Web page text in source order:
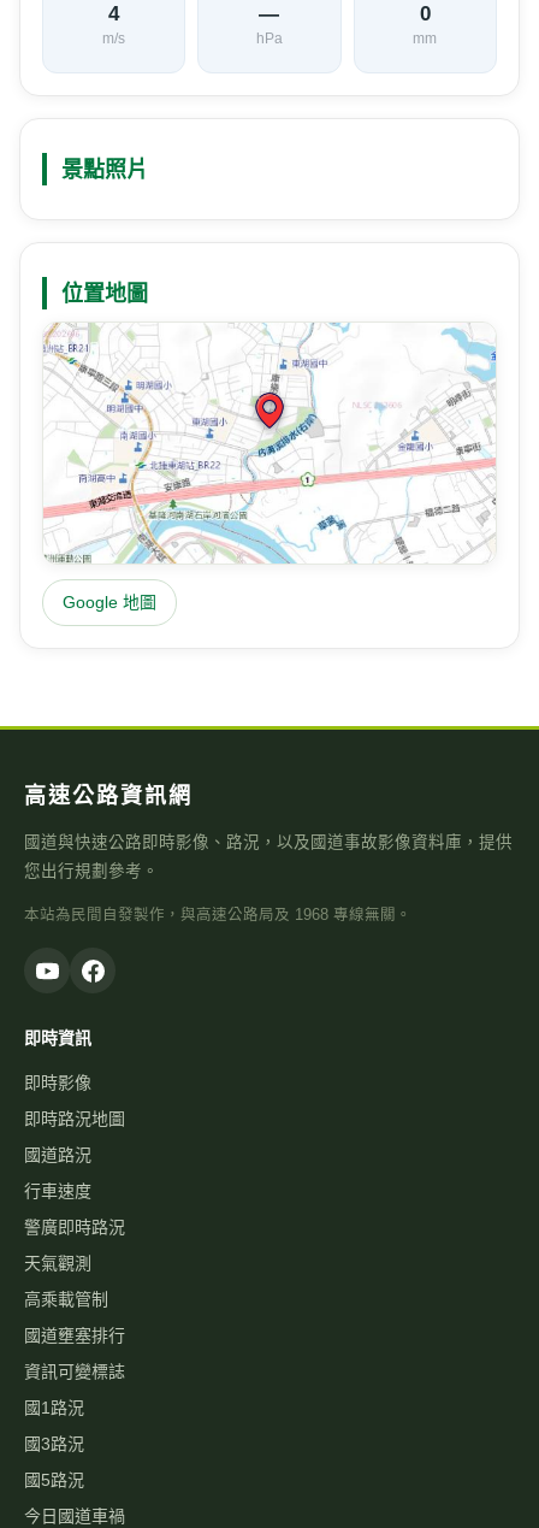
4
m/s
—
hPa
0
mm
景點照片
位置地圖
Google 地圖
高速公路資訊網
國道與快速公路即時影像、路況，以及國道事故影像資料庫，提供
您出行規劃參考。
本站為民間自發製作，與高速公路局及 1968 專線無關。
即時資訊
即時影像
即時路況地圖
國道路況
行車速度
警廣即時路況
天氣觀測
高乘載管制
國道壅塞排行
資訊可變標誌
國1路況
國3路況
國5路況
今日國道車禍